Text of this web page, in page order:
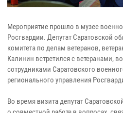
Мероприятие прошло в музее
Росгвардии. Депутат Саратовской
комитета по делам ветеранов,
Калинин встретился с ветеранами,
сотрудниками Саратовского
регионального управления
Во время визита депутат